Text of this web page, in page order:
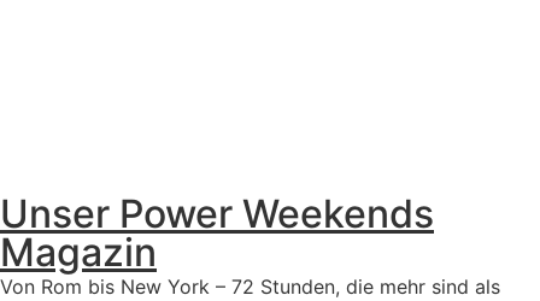
Unser Power Weekends
Magazin
Von Rom bis New York – 72 Stunden, die mehr sind als